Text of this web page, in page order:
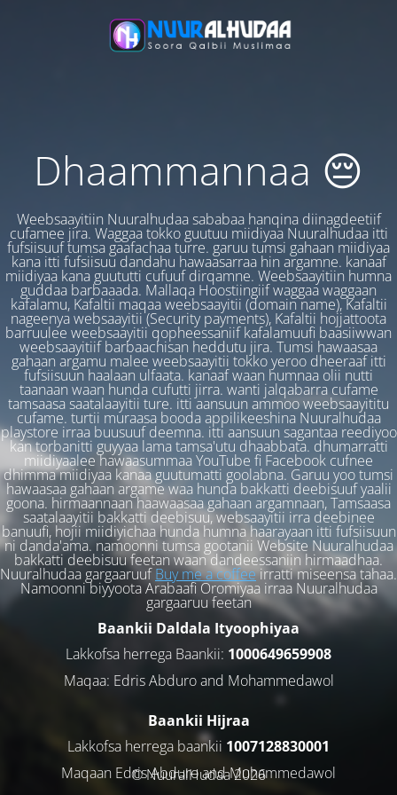
Dhaammannaa 😔
Weebsaayitiin Nuuralhudaa sababaa hanqina diinagdeetiif
cufamee jira. Waggaa tokko guutuu miidiyaa Nuuralhudaa itti
fufsiisuuf tumsa gaafachaa turre. garuu tumsi gahaan miidiyaa
kana itti fufsiisuu dandahu hawaasarraa hin argamne. kanaaf
miidiyaa kana guututti cufuuf dirqamne. Weebsaayitiin humna
guddaa barbaaada. Mallaqa Hoostiingiif waggaa waggaan
kafalamu, Kafaltii maqaa weebsaayitii (domain name), Kafaltii
nageenya websaayitii (Security payments), Kafaltii hojjattoota
barruulee weebsaayitii qopheessaniif kafalamuufi baasiiwwan
weebsaayitiif barbaachisan heddutu jira. Tumsi hawaasaa
gahaan argamu malee weebsaayitii tokko yeroo dheeraaf itti
fufsiisuun haalaan ulfaata. kanaaf waan humnaa olii nutti
taanaan waan hunda cufutti jirra. wanti jalqabarra cufame
tamsaasa saatalaayitii ture. itti aansuun ammoo weebsaayititu
cufame. turtii muraasa booda appilikeeshina Nuuralhudaa
playstore irraa buusuuf deemna. itti aansuun sagantaa reediyoo
kan torbanitti guyyaa lama tamsa'utu dhaabbata. dhumarratti
miidiyaalee hawaasummaa YouTube fi Facebook cufnee
dhimma miidiyaa kanaa guutumatti goolabna. Garuu yoo tumsi
hawaasaa gahaan argame waa hunda bakkatti deebisuuf yaalii
goona. hirmaannaan haawaasaa gahaan argamnaan, Tamsaasa
saatalaayitii bakkatti deebisuu, websaayitii irra deebinee
banuufi, hojii miidiyichaa hunda humna haarayaan itti fufsiisuun
ni danda'ama. namoonni tumsa gootanii Website Nuuralhudaa
bakkatti deebisuu feetan waan dandeessaniin hirmaadhaa.
Nuuralhudaa gargaaruufBuy me a coffeeirratti miseensa tahaa.
Namoonni biyyoota Arabaafi Oromiyaa irraa Nuuralhudaa
gargaaruu feetan
Baankii Daldala Ityoophiyaa
Lakkofsa herrega Baankii: 1000649659908
Maqaa: Edris Abduro and Mohammedawol
Baankii Hijraa
Lakkofsa herrega baankii 1007128830001
Maqaan Edris Abduro and Muhammedawol
© NuuralHudaa 2026